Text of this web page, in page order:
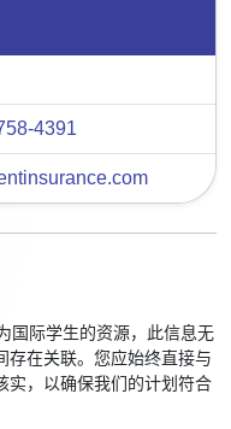
4391
国际学生的资源，此信息无
存在关联。您应始终直接与
实，以确保我们的计划符合